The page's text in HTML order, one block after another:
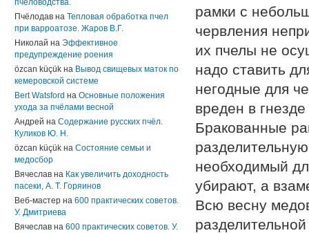
рамки с
червления
их пчелы не
надо ставить
негодные для
вреден в
Бракованные
необходимый
убирают, а
Всю весну
пчеловодства.
Пчёлодав на Тепловая обработка пчел
при варроатозе. Жаров В.Г.
Николай на Эффективное
предупреждение роения
özcan küçük на Вывод свищевых маток по
кемеровской системе
Bert Watsford на Основные положения
ухода за пчёлами весной
Андрей на Содержание русских пчёл.
Куликов Ю. Н.
özcan küçük на Состояние семьи и
медосбор
Вячеслав на Как увеличить доходность
пасеки, А. Т. Горяинов
Веб-мастер на 600 практических советов.
У. Дмитриева
Вячеслав на 600 практических советов. У.